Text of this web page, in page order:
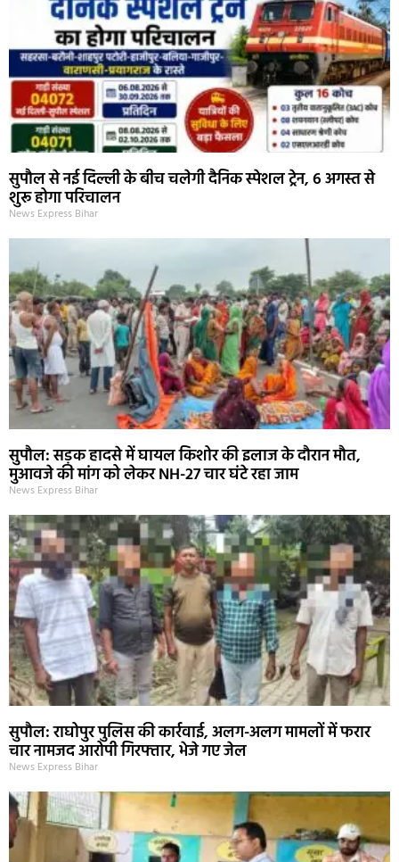
सुपौल से नई दिल्ली के बीच चलेगी दैनिक स्पेशल ट्रेन, 6 अगस्त से
शुरू होगा परिचालन
News Express Bihar
सुपौल: सड़क हादसे में घायल किशोर की इलाज के दौरान मौत,
मुआवजे की मांग को लेकर NH-27 चार घंटे रहा जाम
News Express Bihar
सुपौल: राघोपुर पुलिस की कार्रवाई, अलग-अलग मामलों में फरार
चार नामजद आरोपी गिरफ्तार, भेजे गए जेल
News Express Bihar